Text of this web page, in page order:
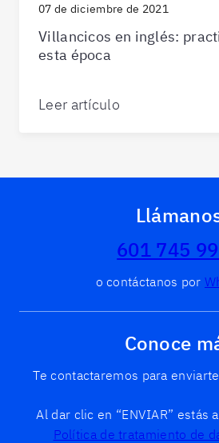
07 de diciembre de 2021
Villancicos en inglés:
esta época
Leer artículo
601 745
o contáctanos por
Conoce
Te contactaremos para
Al dar clic en “ENVIAR” estás
Política de tratamiento de